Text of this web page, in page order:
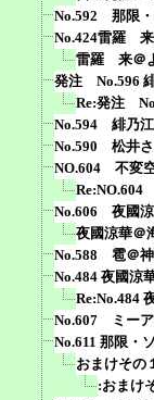
No.592 那限・
No.424雷羅 来
雷羅 来＠
発注 No.596
Re:発注
No.594 緋乃江
No.590 松井さ
NO.604 不変
Re:NO.604
No.606 夜國涼
夜國涼華＠
No.588 雹＠神
No.484 夜國涼
Re:No.484
No.607 ミー
No.611 那限・
おまけその
:おまけ